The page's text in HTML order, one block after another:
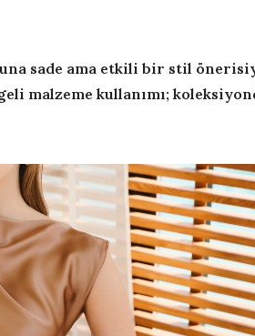
sade ama etkili bir stil
malzeme kullanımı;